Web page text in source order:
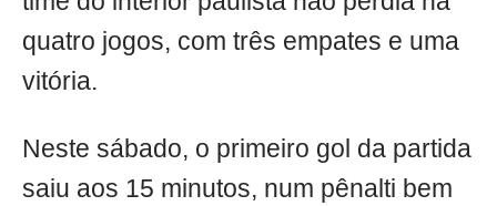
quatro jogos, com três empates e uma
vitória.
Neste sábado, o primeiro gol da partida
saiu aos 15 minutos, num pênalti bem